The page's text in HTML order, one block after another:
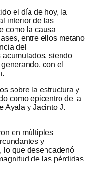
el día de hoy, la
interior de las
como la causa
entre ellos metano
del
acumulados, siendo
con el
sobre la estructura y
como epicentro de la
Ayala y Jacinto J.
en múltiples
y
lo que desencadenó
de las pérdidas